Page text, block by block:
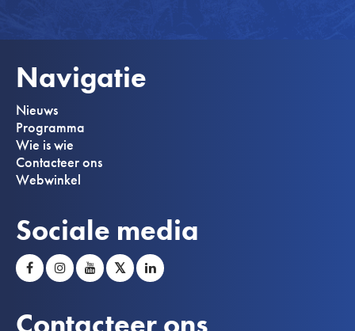
Navigatie
Nieuws
Programma
Wie is wie
Contacteer ons
Webwinkel
Sociale media
𝕏
Contacteer ons